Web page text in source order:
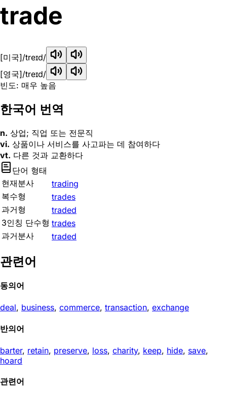
trade
[미국]/treɪd/
[영국]/treɪd/
빈도: 매우 높음
한국어 번역
n. 상업; 직업 또는 전문직
vi. 상품이나 서비스를 사고파는 데 참여하다
vt. 다른 것과 교환하다
단어 형태
현재분사
trading
복수형
trades
과거형
traded
3인칭 단수형 trades
과거분사
traded
관련어
동의어
deal, business, commerce, transaction, exchange
반의어
barter, retain, preserve, loss, charity, keep, hide, save,
hoard
관련어